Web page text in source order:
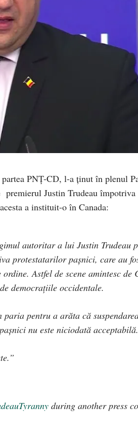
PNȚ-CD, l-a ținut în plenul
premierul Justin Trudeau
a instituit-o în Canada:
autoritar a lui Justin Trudeau
protestatarilor pașnici, care au
Astfel de scene amintesc de
democrațiile occidentale.
pentru a arăta că
nu este niciodată acceptabilă.
during another press